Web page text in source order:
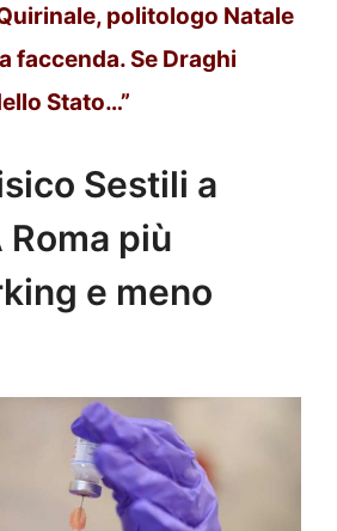
politologo Natale
faccenda. Se Draghi
Stato…”
Sestili a
Roma più
e meno